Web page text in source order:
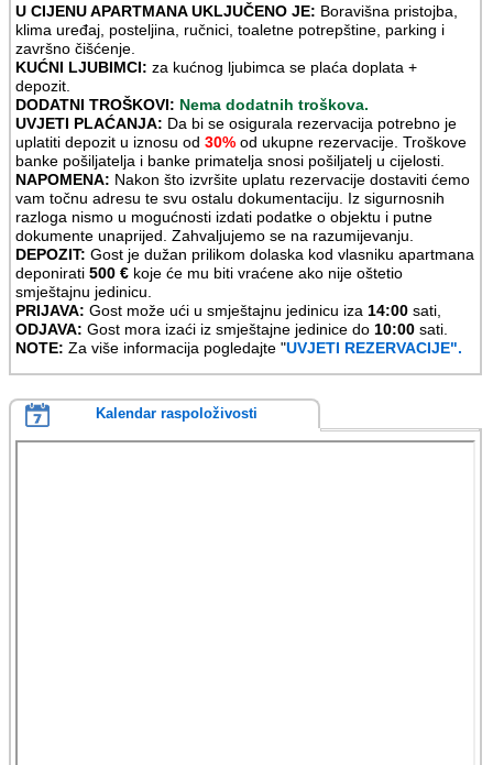
U CIJENU APARTMANA UKLJUČENO JE: Boravišna pristojba,
klima uređaj, posteljina, ručnici, toaletne potrepštine, parking i
završno čišćenje.
KUĆNI LJUBIMCI: za kućnog ljubimca se plaća doplata +
depozit.
DODATNI TROŠKOVI: Nema dodatnih troškova.
UVJETI PLAĆANJA: Da bi se osigurala rezervacija potrebno je
uplatiti depozit u iznosu od30% od ukupne rezervacije. Troškove
banke pošiljatelja i banke primatelja snosi pošiljatelj u cijelosti.
NAPOMENA: Nakon što izvršite uplatu rezervacije dostaviti ćemo
vam točnu adresu te svu ostalu dokumentaciju. Iz sigurnosnih
razloga nismo u mogućnosti izdati podatke o objektu i putne
dokumente unaprijed. Zahvaljujemo se na razumijevanju.
DEPOZIT: Gost je dužan prilikom dolaska kod vlasniku apartmana
deponirati500 € koje će mu biti vraćene ako nije oštetio
smještajnu jedinicu.
PRIJAVA: Gost može ući u smještajnu jedinicu iza 14:00 sati,
ODJAVA: Gost mora izaći iz smještajne jedinice do 10:00 sati.
NOTE: Za više informacija pogledajte "UVJETI REZERVACIJE".
Kalendar raspoloživosti